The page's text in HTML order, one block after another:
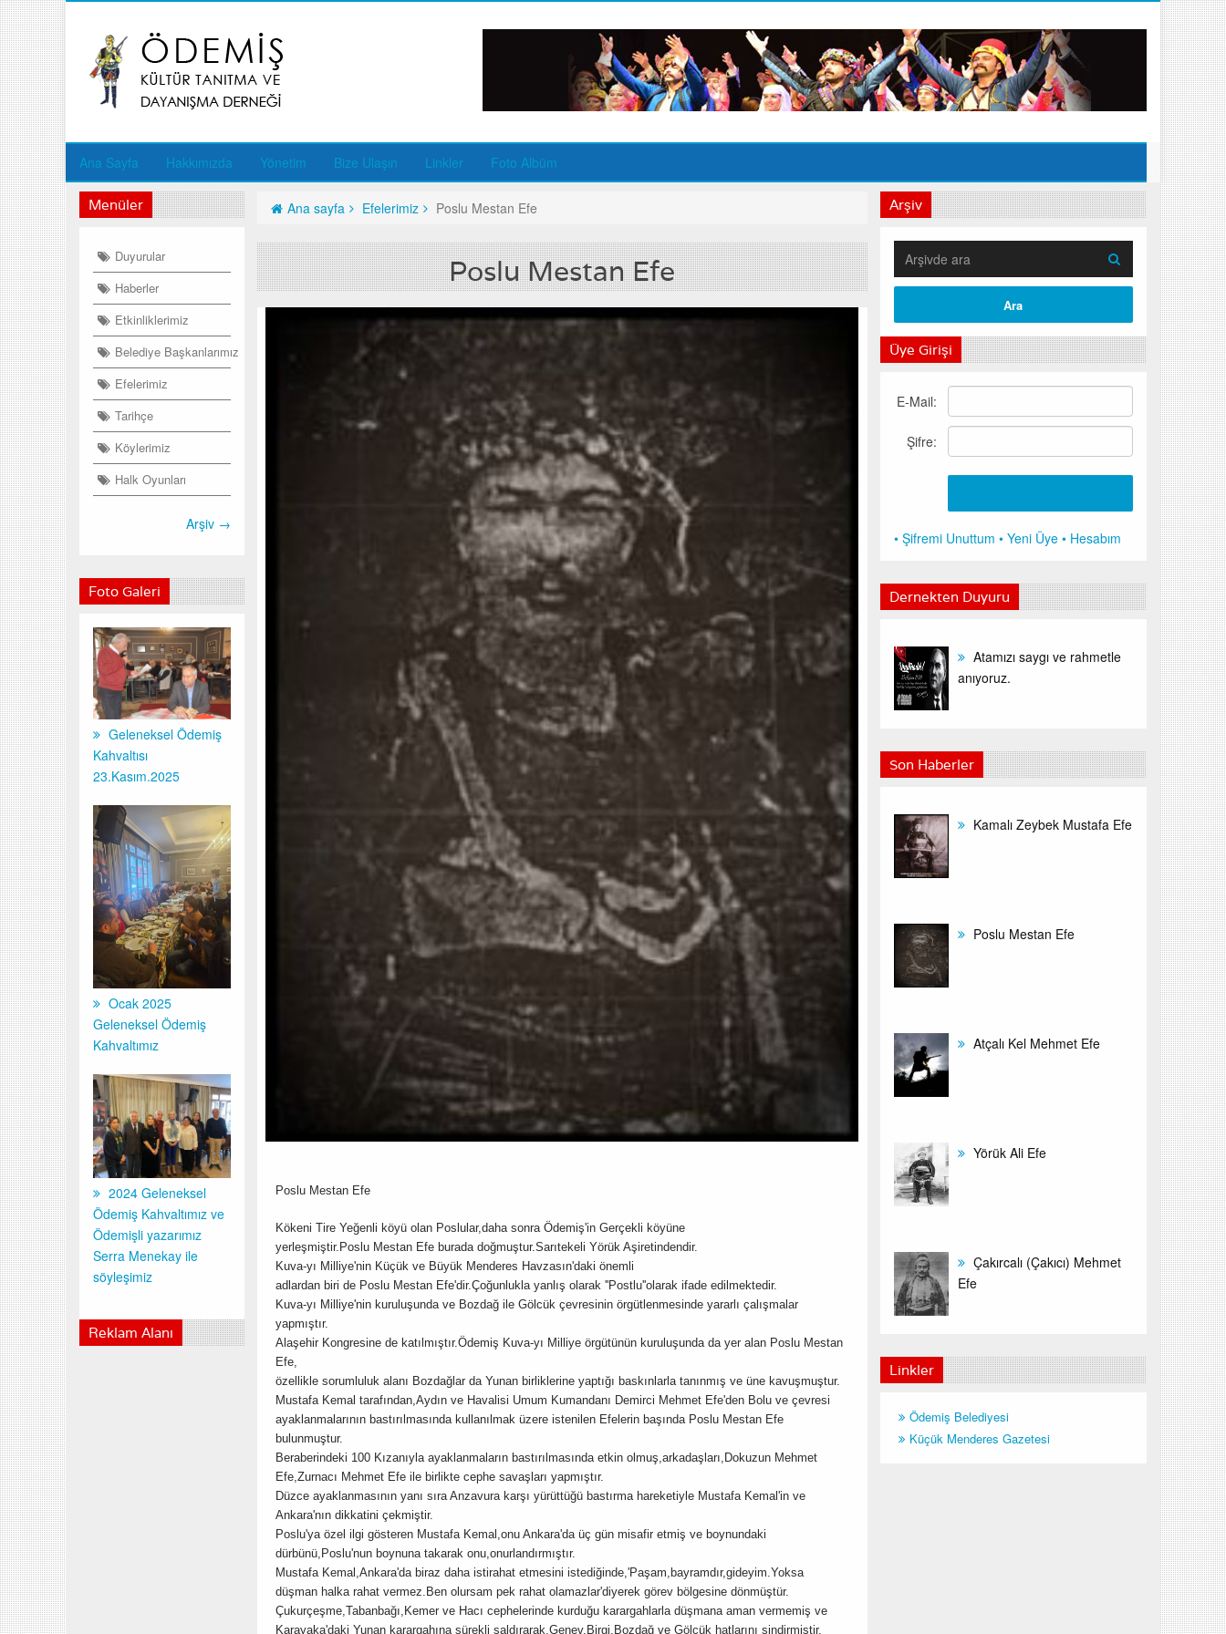
Ana Sayfa Hakkımızda Yönetim Bize Ulaşın Linkler Foto Albüm
Menüler
Duyurular
Haberler
Etkinliklerimiz
Belediye Başkanlarımız
Efelerimiz
Tarihçe
Köylerimiz
Halk Oyunları
Arşiv →
Foto Galeri
Geleneksel Ödemiş
Kahvaltısı
23.Kasım.2025
Ocak 2025
Geleneksel Ödemiş
Kahvaltımız
2024 Geleneksel
Ödemiş Kahvaltımız ve
Ödemişli yazarımız
Serra Menekay ile
söyleşimiz
Reklam Alanı
Ana sayfa Efelerimiz Poslu Mestan Efe
Poslu Mestan Efe
Poslu Mestan Efe
Kökeni Tire Yeğenli köyü olan Poslular,daha sonra Ödemiş'in Gerçekli köyüne
yerleşmiştir.Poslu Mestan Efe burada doğmuştur.Sarıtekeli Yörük Aşiretindendir.
Kuva-yı Milliye'nin Küçük ve Büyük Menderes Havzasın'daki önemli
adlardan biri de Poslu Mestan Efe'dir.Çoğunlukla yanlış olarak ''Postlu''olarak ifade edilmektedir.
Kuva-yı Milliye'nin kuruluşunda ve Bozdağ ile Gölcük çevresinin örgütlenmesinde yararlı çalışmalar
yapmıştır.
Alaşehir Kongresine de katılmıştır.Ödemiş Kuva-yı Milliye örgütünün kuruluşunda da yer alan Poslu Mestan
Efe,
özellikle sorumluluk alanı Bozdağlar da Yunan birliklerine yaptığı baskınlarla tanınmış ve üne kavuşmuştur.
Mustafa Kemal tarafından,Aydın ve Havalisi Umum Kumandanı Demirci Mehmet Efe'den Bolu ve çevresi
ayaklanmalarının bastırılmasında kullanılmak üzere istenilen Efelerin başında Poslu Mestan Efe
bulunmuştur.
Beraberindeki 100 Kızanıyla ayaklanmaların bastırılmasında etkin olmuş,arkadaşları,Dokuzun Mehmet
Efe,Zurnacı Mehmet Efe ile birlikte cephe savaşları yapmıştır.
Düzce ayaklanmasının yanı sıra Anzavura karşı yürüttüğü bastırma hareketiyle Mustafa Kemal'in ve
Ankara'nın dikkatini çekmiştir.
Poslu'ya özel ilgi gösteren Mustafa Kemal,onu Ankara'da üç gün misafir etmiş ve boynundaki
dürbünü,Poslu'nun boynuna takarak onu,onurlandırmıştır.
Mustafa Kemal,Ankara'da biraz daha istirahat etmesini istediğinde,'Paşam,bayramdır,gideyim.Yoksa
düşman halka rahat vermez.Ben olursam pek rahat olamazlar'diyerek görev bölgesine dönmüştür.
Çukurçeşme,Tabanbağı,Kemer ve Hacı cephelerinde kurduğu karargahlarla düşmana aman vermemiş ve
Karayaka'daki Yunan karargahına sürekli saldırarak,Genev,Birgi,Bozdağ ve Gölcük hatlarını sindirmiştir.
Arşiv
Üye Girişi
E-Mail:
Şifre:
• Şifremi Unuttum • Yeni Üye • Hesabım
Dernekten Duyuru
Atamızı saygı ve rahmetle
anıyoruz.
Son Haberler
Kamalı Zeybek Mustafa Efe
Poslu Mestan Efe
Atçalı Kel Mehmet Efe
Yörük Ali Efe
Çakırcalı (Çakıcı) Mehmet
Efe
Linkler
Ödemiş Belediyesi
Küçük Menderes Gazetesi